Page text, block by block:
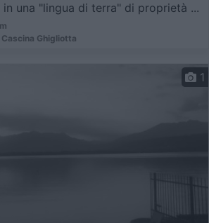
una "lingua di terra" di proprietà ...
Ghigliotta
1